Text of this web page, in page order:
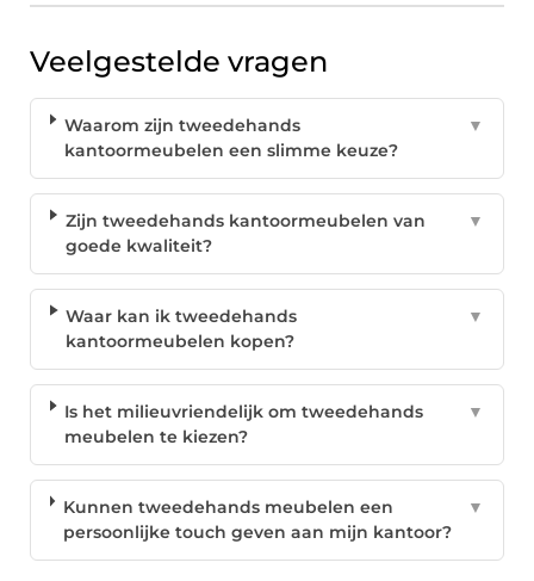
Veelgestelde vragen
Waarom zijn tweedehands
kantoormeubelen een slimme keuze?
▼
Zijn tweedehands kantoormeubelen van
goede kwaliteit?
▼
Waar kan ik tweedehands
kantoormeubelen kopen?
▼
Is het milieuvriendelijk om tweedehands
meubelen te kiezen?
▼
Kunnen tweedehands meubelen een
persoonlijke touch geven aan mijn kantoor?
▼